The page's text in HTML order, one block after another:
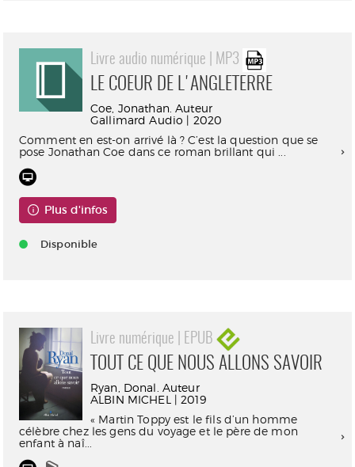
Livre audio numérique | MP3
LE COEUR DE L'ANGLETERRE
Coe, Jonathan. Auteur
Gallimard Audio | 2020
Comment en est-on arrivé là ? C’est la question que se
pose Jonathan Coe dans ce roman brillant qui ...
Plus d'infos
Disponible
Livre numérique | EPUB
TOUT CE QUE NOUS ALLONS SAVOIR
Ryan, Donal. Auteur
ALBIN MICHEL | 2019
« Martin Toppy est le fils d’un homme
célèbre chez les gens du voyage et le père de mon
enfant à naî...